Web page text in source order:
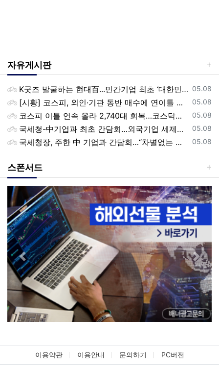
자유게시판
등록일
05.08
K굿즈 발굴하는 현대百...민간기업 최초 ‘대한민국 관광공모전’ 후원
등록일
05.08
[시황] 코스피, 외인·기관 동반 매수에 연이틀 상승…2745.05 마감
등록일
05.08
코스피 이틀 연속 올라 2,740대 회복…코스닥은 강보합(종합)
등록일
05.08
국세청-中기업과 최초 간담회…외국기업 세제혜택 등 논의
등록일
05.08
국세청장, 주한 中 기업과 간담회…“차별없는 공정과세 약속”
스폰서드
Previous Next
이용약관 이용안내 문의하기 PC버전